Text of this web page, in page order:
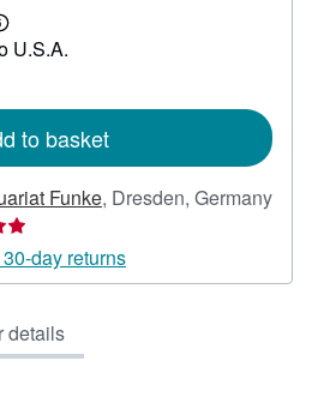
U.S.A.
to basket
Funke, Dresden, Germany
day returns
details